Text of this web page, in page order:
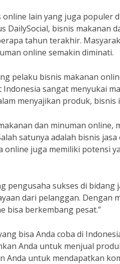
lain yang juga populer
DailySocial, bisnis makanan
tahun terakhir.
online semakin diminati.
pelaku bisnis makanan
sangat menyukai
menyajikan produk, bisnis
dan minuman online,
satunya adalah bisnis
online juga memiliki potensi
sukses di bidang
dari pelanggan. Dengan
bisa berkembang pesat.”
bisa Anda coba di
Anda untuk menjual
Anda untuk mendapatkan